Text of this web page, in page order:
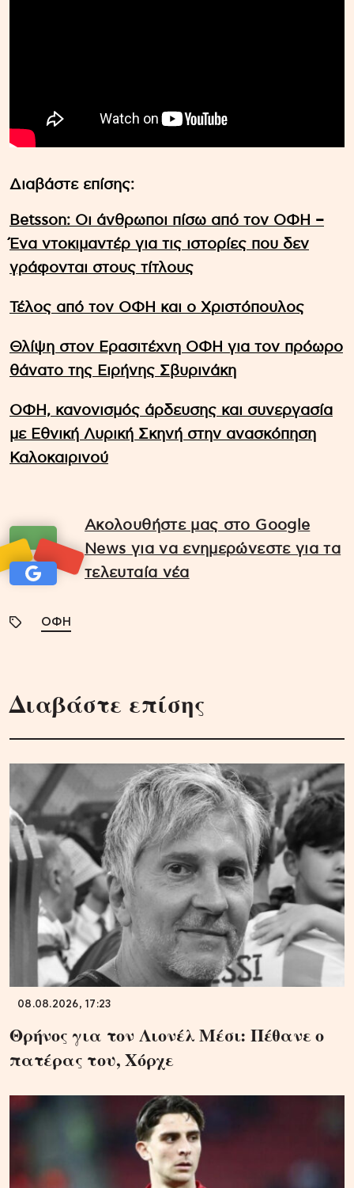
Διαβάστε επίσης:
Betsson: Οι άνθρωποι πίσω από τον ΟΦΗ –
Ένα ντοκιμαντέρ για τις ιστορίες που δεν
γράφονται στους τίτλους
Τέλος από τον ΟΦΗ και ο Χριστόπουλος
Θλίψη στον Ερασιτέχνη ΟΦΗ για τον πρόωρο
θάνατο της Ειρήνης Σβυρινάκη
ΟΦΗ, κανονισμός άρδευσης και συνεργασία
με Εθνική Λυρική Σκηνή στην ανασκόπηση
Καλοκαιρινού
Ακολουθήστε μας στο Google
News για να ενημερώνεστε για τα
τελευταία νέα
ΟΦΗ
Διαβάστε επίσης
08.08.2026, 17:23
Θρήνος για τον Λιονέλ Μέσι: Πέθανε ο
πατέρας του, Χόρχε